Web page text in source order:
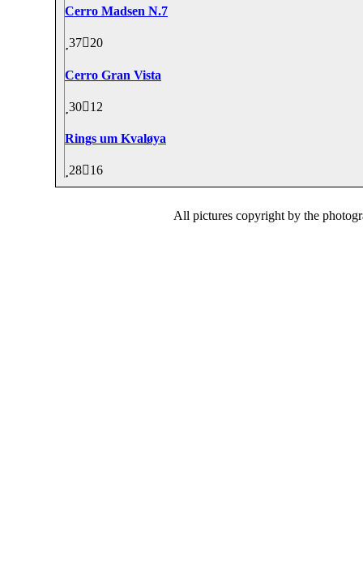
Cerro Madsen N.7
37 20
Cerro Gran Vista
30 12
Rings um Kvaløya
28 16
All pictures copyright by the